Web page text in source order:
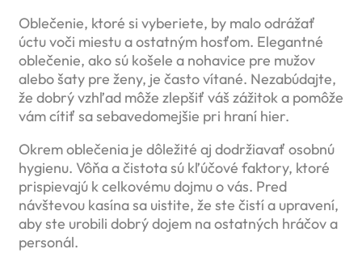
Oblečenie, ktoré si vyberiete, by malo odrážať
úctu voči miestu a ostatným hosťom. Elegantné
oblečenie, ako sú košele a nohavice pre mužov
alebo šaty pre ženy, je často vítané. Nezabúdajte,
že dobrý vzhľad môže zlepšiť váš zážitok a pomôže
vám cítiť sa sebavedomejšie pri hraní hier.
Okrem oblečenia je dôležité aj dodržiavať osobnú
hygienu. Vôňa a čistota sú kľúčové faktory, ktoré
prispievajú k celkovému dojmu o vás. Pred
návštevou kasína sa uistite, že ste čistí a upravení,
aby ste urobili dobrý dojem na ostatných hráčov a
personál.